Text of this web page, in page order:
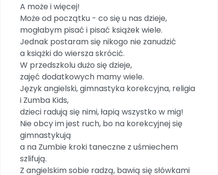
A może i więcej!
Może od początku - co się u nas dzieje,
mogłabym pisać i pisać książek wiele.
Jednak postaram się nikogo nie zanudzić
a książki do wiersza skrócić.
W przedszkolu dużo się dzieje,
zajęć dodatkowych mamy wiele.
Język angielski, gimnastyka korekcyjna, religia
i Zumba Kids,
dzieci radują się nimi, łapią wszystko w mig!
Nie obcy im jest ruch, bo na korekcyjnej się
gimnastykują
a na Zumbie kroki taneczne z uśmiechem
szlifują.
Z angielskim sobie radzą, bawią się słówkami